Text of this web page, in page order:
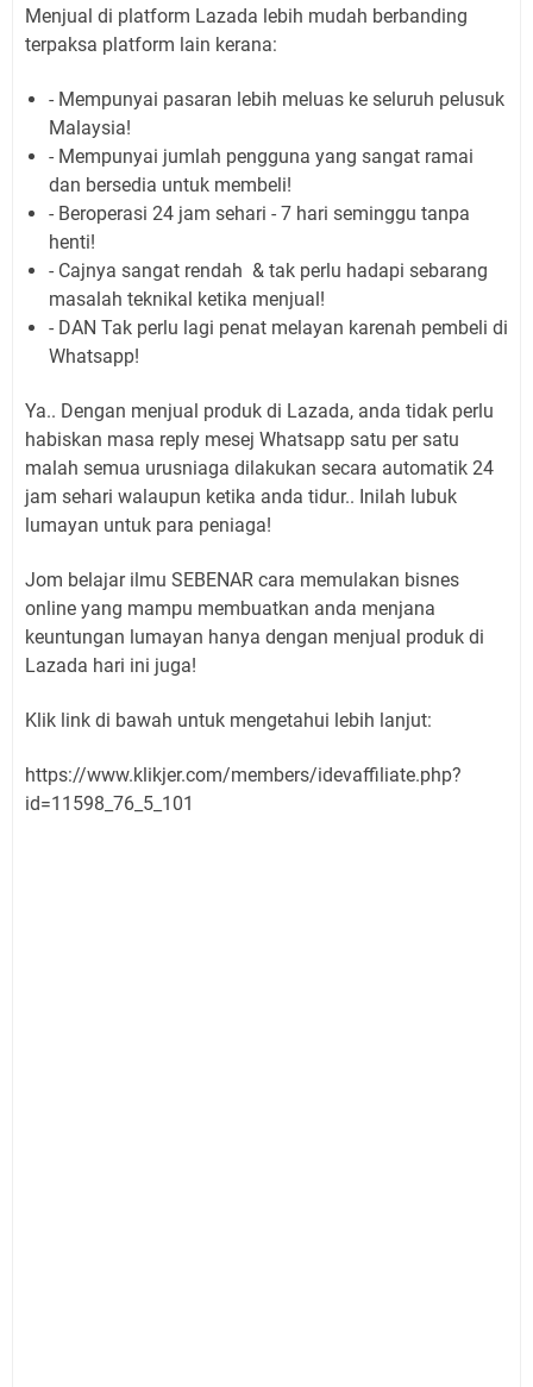
Menjual di platform Lazada lebih mudah berbanding
terpaksa platform lain kerana:
- Mempunyai pasaran lebih meluas ke seluruh pelusuk
Malaysia!
- Mempunyai jumlah pengguna yang sangat ramai
dan bersedia untuk membeli!
- Beroperasi 24 jam sehari - 7 hari seminggu tanpa
henti!
- Cajnya sangat rendah & tak perlu hadapi sebarang
masalah teknikal ketika menjual!
- DAN Tak perlu lagi penat melayan karenah pembeli di
Whatsapp!
Ya.. Dengan menjual produk di Lazada, anda tidak perlu
habiskan masa reply mesej Whatsapp satu per satu
malah semua urusniaga dilakukan secara automatik 24
jam sehari walaupun ketika anda tidur.. Inilah lubuk
lumayan untuk para peniaga!
Jom belajar ilmu SEBENAR cara memulakan bisnes
online yang mampu membuatkan anda menjana
keuntungan lumayan hanya dengan menjual produk di
Lazada hari ini juga!
Klik link di bawah untuk mengetahui lebih lanjut:
https://www.klikjer.com/members/idevaffiliate.php?
id=11598_76_5_101